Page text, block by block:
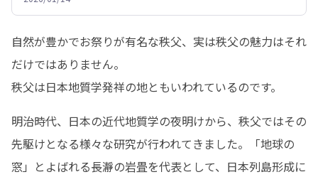
自然が豊かでお祭りが有名な秩父、実は秩父の魅力はそれ
だけではありません。
秩父は日本地質学発祥の地ともいわれているのです。
明治時代、日本の近代地質学の夜明けから、秩父ではその
先駆けとなる様々な研究が行われてきました。「地球の
窓」とよばれる長瀞の岩畳を代表として、日本列島形成に